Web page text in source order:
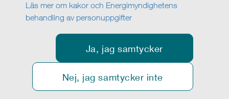
Läs mer om kakor och Energimyndighetens
behandling av personuppgifter
Ja, jag samtycker
Nej, jag samtycker inte